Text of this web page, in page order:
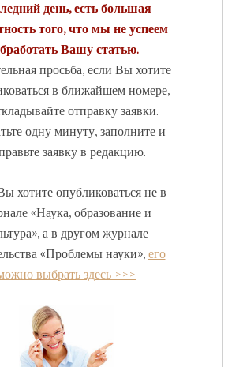
день, есть большая
того, что мы не успеем
Вашу статью.
просьба, если Вы хотите
в ближайшем номере,
отправку заявки.
одну минуту, заполните и
заявку в редакцию.
хотите опубликоваться не в
«Наука, образование и
а в другом журнале
«Проблемы науки», его
выбрать здесь >>>